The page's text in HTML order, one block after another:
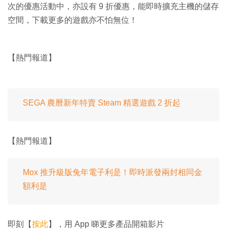
次的優惠活動中，亦設有 9 折優惠，能即時擴充主機的儲存
空間，下載更多的遊戲亦不怕無位！
【熱門報道】
SEGA 農曆新年特賣 Steam 精選遊戲 2 折起
【熱門報道】
Mox 推升級版兔年電子利是！即時派發兩封相同金
額利是
即刻【按此】，用 App 睇更多產品開箱影片